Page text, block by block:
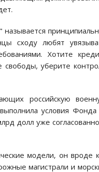
сходу любят
Хотите
уберите
российскую
условия Фонда
долл уже
модели, он вроде
магистрали и